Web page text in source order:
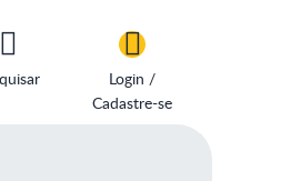
Login /
Cadastre-se